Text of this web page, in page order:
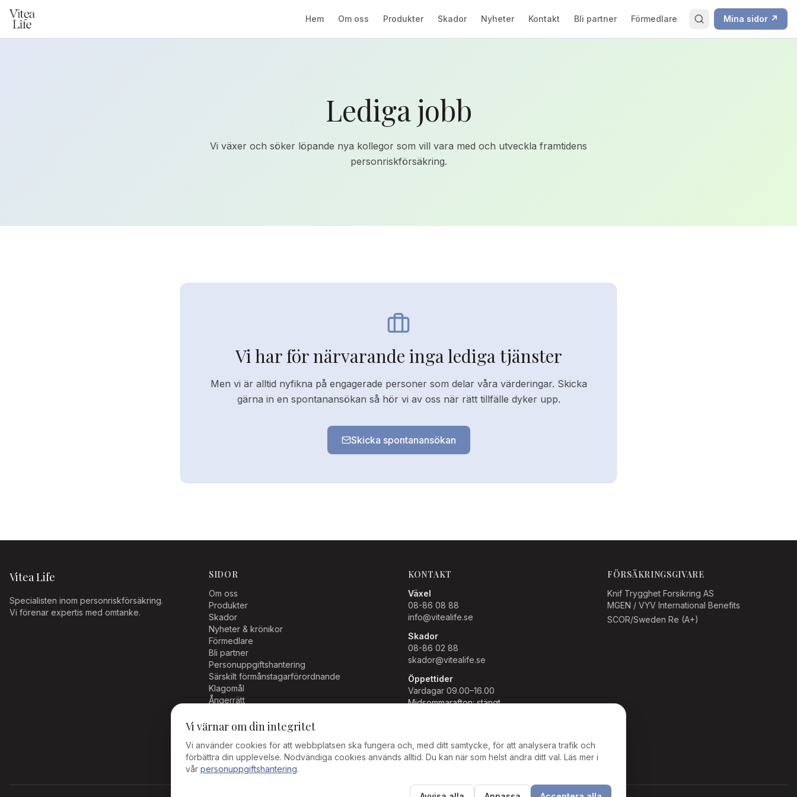
Hem Om oss Produkter Skador Nyheter Kontakt Bli partner Förmedlare Mina sidor ↗
Lediga jobb
Vi växer och söker löpande nya kollegor som vill vara med och utveckla framtidens
personriskförsäkring.
Vi har för närvarande inga lediga tjänster
Men vi är alltid nyfikna på engagerade personer som delar våra värderingar. Skicka
gärna in en spontanansökan så hör vi av oss när rätt tillfälle dyker upp.
Skicka spontanansökan
Vitea Life
Specialisten inom personriskförsäkring.
Vi förenar expertis med omtanke.
SIDOR
Om oss
Produkter
Skador
Nyheter & krönikor
Förmedlare
Bli partner
Personuppgiftshantering
Särskilt förmånstagarförordnande
Klagomål
Ångerrätt
KONTAKT
Växel
08-86 08 88
info@vitealife.se
Skador
08-86 02 88
skador@vitealife.se
Öppettider
Vardagar 09.00–16.00
Midsommarafton: stängt
FÖRSÄKRINGSGIVARE
Knif Trygghet Forsikring AS
MGEN / VYV International Benefits
SCOR/Sweden Re (A+)
Vi värnar om din integritet
Vi använder cookies för att webbplatsen ska fungera och, med ditt samtycke, för att analysera trafik och
förbättra din upplevelse. Nödvändiga cookies används alltid. Du kan när som helst ändra ditt val. Läs mer i
vår personuppgiftshantering.